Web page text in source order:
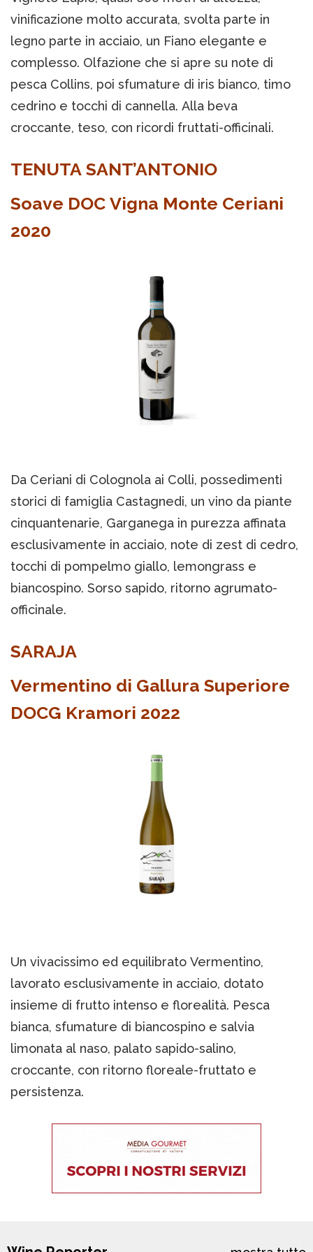
vinificazione molto accurata, svolta parte in
legno parte in acciaio, un Fiano elegante e
complesso. Olfazione che si apre su note di
pesca Collins, poi sfumature di iris bianco, timo
cedrino e tocchi di cannella. Alla beva
croccante, teso, con ricordi fruttati-officinali.
TENUTA SANT’ANTONIO
Soave DOC Vigna Monte Ceriani
2020
Da Ceriani di Colognola ai Colli, possedimenti
storici di famiglia Castagnedi, un vino da piante
cinquantenarie, Garganega in purezza affinata
esclusivamente in acciaio, note di zest di cedro,
tocchi di pompelmo giallo, lemongrass e
biancospino. Sorso sapido, ritorno agrumato-
officinale.
SARAJA
Vermentino di Gallura Superiore
DOCG Kramori 2022
Un vivacissimo ed equilibrato Vermentino,
lavorato esclusivamente in acciaio, dotato
insieme di frutto intenso e florealità. Pesca
bianca, sfumature di biancospino e salvia
limonata al naso, palato sapido-salino,
croccante, con ritorno floreale-fruttato e
persistenza.